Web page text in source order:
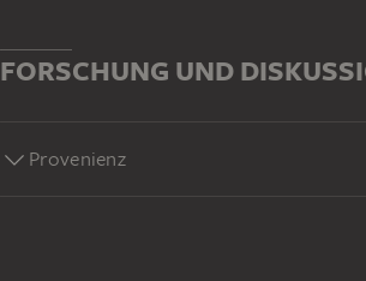
FORSCHUNG UND
Provenienz